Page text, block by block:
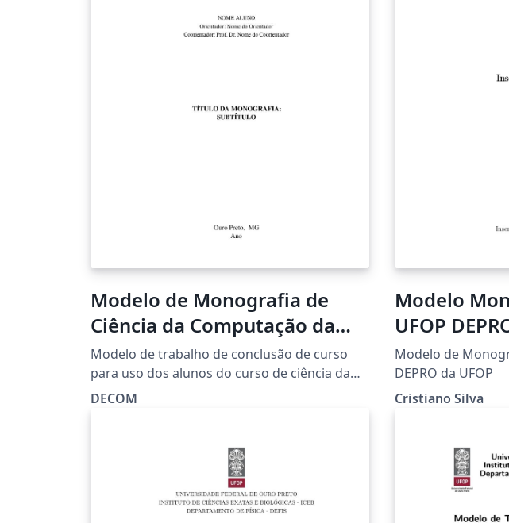
Modelo de Monografia de
Ciência da Computação da
Universidade Federal de Ouro
Preto
Modelo de trabalho de conclusão de curso
para uso dos alunos do curso de ciência da
computação da Universidade Federal de Ouro
com normas ABNT NBR 10719:2015.
DECOM
Modelo
UFOP
Modelo de
DEPRO da UFOP
Cristiano Silva